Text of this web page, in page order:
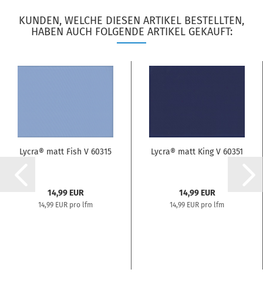
KUNDEN, WELCHE DIESEN ARTIKEL BESTELLTEN,
HABEN AUCH FOLGENDE ARTIKEL GEKAUFT:
Lycra® matt Fish V 60315
14,99 EUR
14,99 EUR pro lfm
Lycra® matt King V 60351
14,99 EUR
14,99 EUR pro lfm